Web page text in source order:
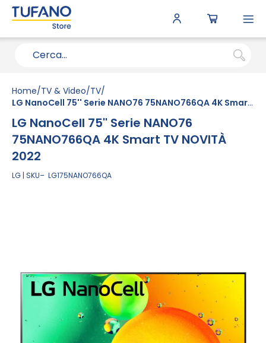
Home TV & Video TV
LG NanoCell 75'' Serie NANO76 75NANO766QA 4K Smart TV NOVITÀ 2022
LG NanoCell 75'' Serie NANO76
75NANO766QA 4K Smart TV NOVITÀ
2022
LG SKU LG175NANO766QA